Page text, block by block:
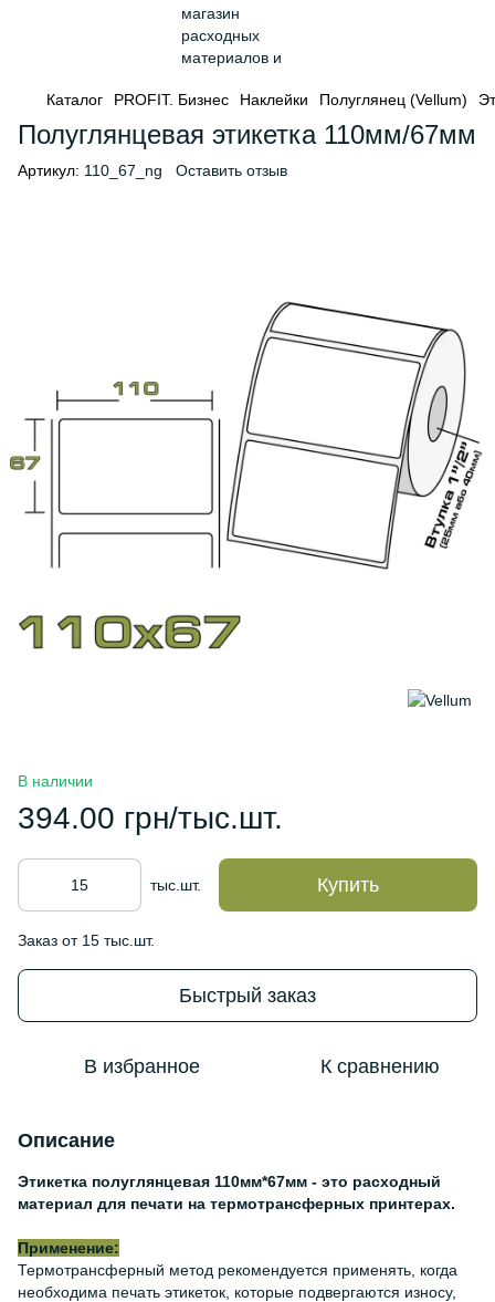
Каталог PROFIT. Бизнес Наклейки Полуглянец (Vellum)
Полуглянцевая этикетка 110мм/67мм
Артикул: 110_67_ng Оставить отзыв
В наличии
394.00 грн/тыс.шт.
тыс.шт. Купить
Заказ от 15 тыс.шт.
Быстрый заказ
В избранное К сравнению
Описание
Этикетка полуглянцевая 110мм*67мм - это расходный
материал для печати на термотрансферных принтерах.
Применение:
Термотрансферный метод рекомендуется применять, когда
необходима печать этикеток, которые подвергаются износу,